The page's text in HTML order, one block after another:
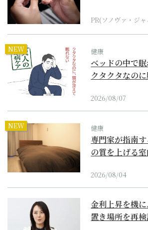
PR(ソノヴァ・ジ
NEW 健康
ベッドの中で
クタクタなの
2026/08/07
NEW 健康
専門家が指南
の質を上げる
2026/08/04
金利上昇を機
置き場所を再